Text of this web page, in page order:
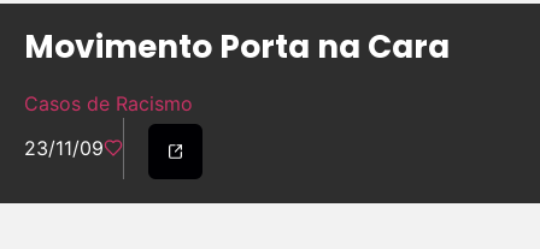
Movimento Porta na Cara
Casos de Racismo
23/11/09